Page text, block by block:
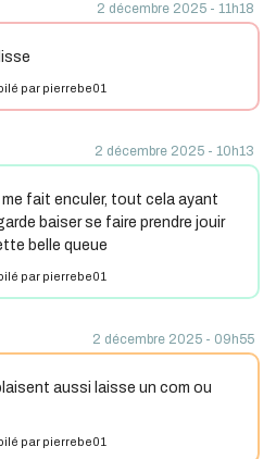
2 décembre 2025 - 11h18
par pierrebe01
2 décembre 2025 - 10h13
fait enculer, tout cela ayant
baiser se faire prendre jouir
belle queue
par pierrebe01
2 décembre 2025 - 09h55
aussi laisse un com ou
par pierrebe01